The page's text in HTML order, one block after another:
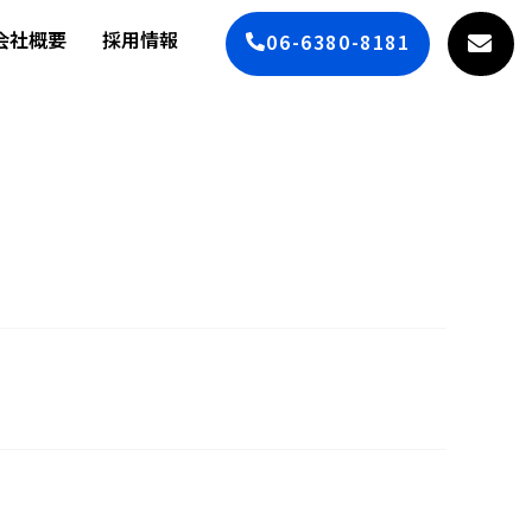
社概要 採用情報 06-6380-8181